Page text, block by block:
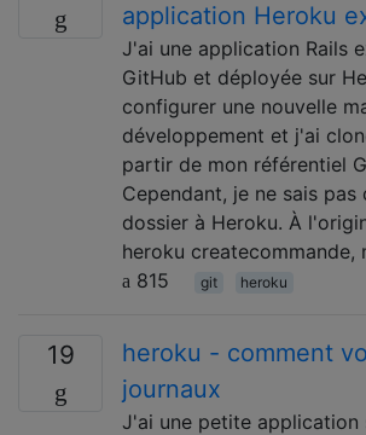
application Heroku
J'ai une application Rails
GitHub et déployée sur
configurer une nouvelle
développement et j'ai
partir de mon référentiel
Cependant, je ne sais
dossier à Heroku. À
heroku createcommande,
815
git heroku
19
heroku - comment
journaux
J'ai une petite application